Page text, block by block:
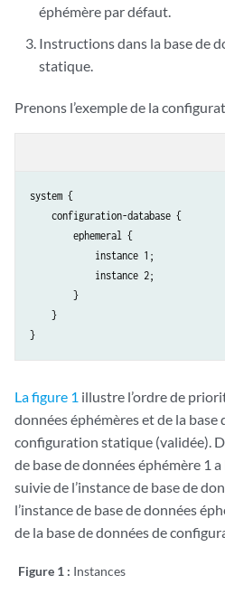
éphémère par défaut.
Instructions dans la base de
statique.
Prenons l’exemple de la
system {
    configuration-database {
        ephemeral {
            instance 1;
            instance 2;
        }
    }
La figure 1 illustre l’ordre de
données éphémères et de la base
configuration statique (validée).
de base de données éphémère 1
suivie de l’instance de base de
l’instance de base de données
de la base de données de
Figure 1 : Instances